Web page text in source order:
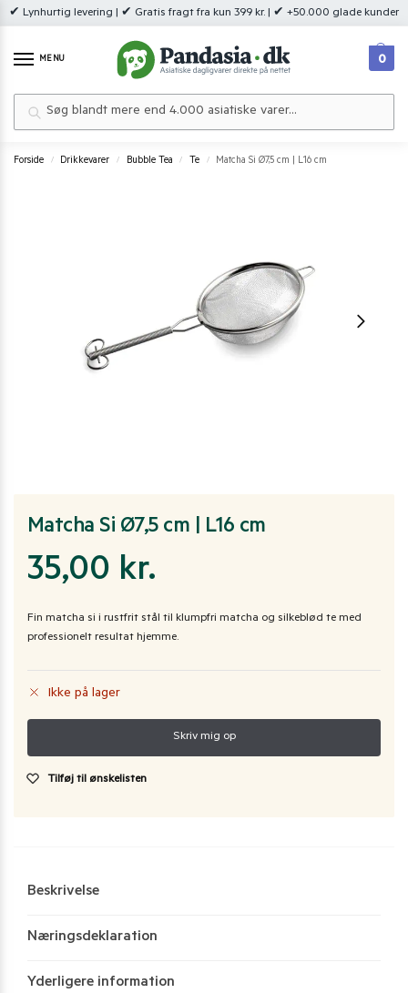
✔ Lynhurtig levering | ✔ Gratis fragt fra kun 399 kr. | ✔ +50.000 glade kunder
MENU 0
Forside / Drikkevarer / Bubble Tea / Te / Matcha Si Ø7,5 cm | L16 cm
Matcha Si Ø7,5 cm | L16 cm
35,00 kr.
Fin matcha si i rustfrit stål til klumpfri matcha og silkeblød te med
professionelt resultat hjemme.
Ikke på lager
Tilføj til ønskelisten
Beskrivelse
Næringsdeklaration
Yderligere information